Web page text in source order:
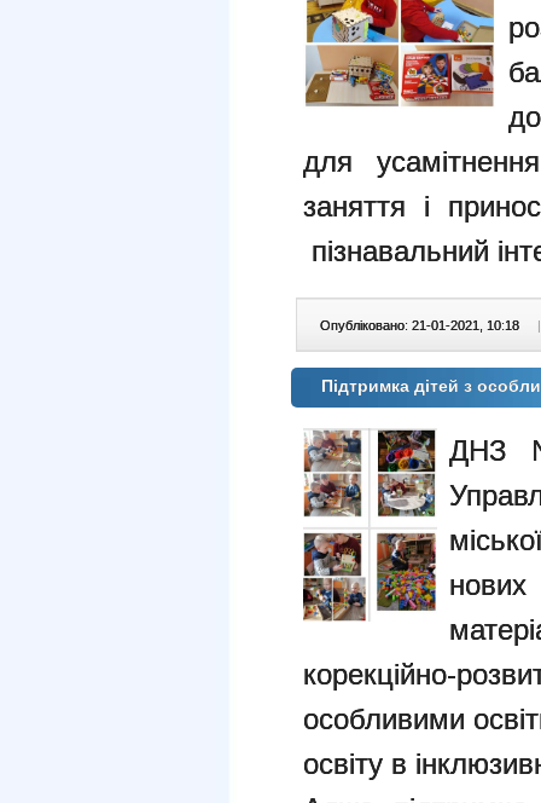
для
заняття і
пізнавальний
Опубліковано: 21-01-2021, 10:18 |
Підтримка дітей з
ДНЗ
корекційно-
особливими
освіту в